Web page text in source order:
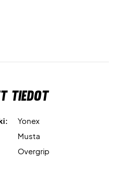
tiedot
Yonex
Musta
Overgrip